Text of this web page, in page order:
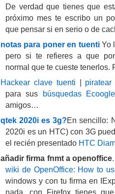
De verdad que tienes que
próximo mes te escribo un
que pensar si en serio o de
notas para poner en tuentiYo
pero si te refieres a que
normal que te cueste tenerlos.
Hackear clave tuenti
piratear
para sus
búsquedas
amigos…
qtek 2020i es 3g?En sencillo:
2020i es un HTC) con 3G
el recién presentado HTC
añadir firma fnmt a openoffice
wiki de OpenOffice: How to
windows y con tu firma en